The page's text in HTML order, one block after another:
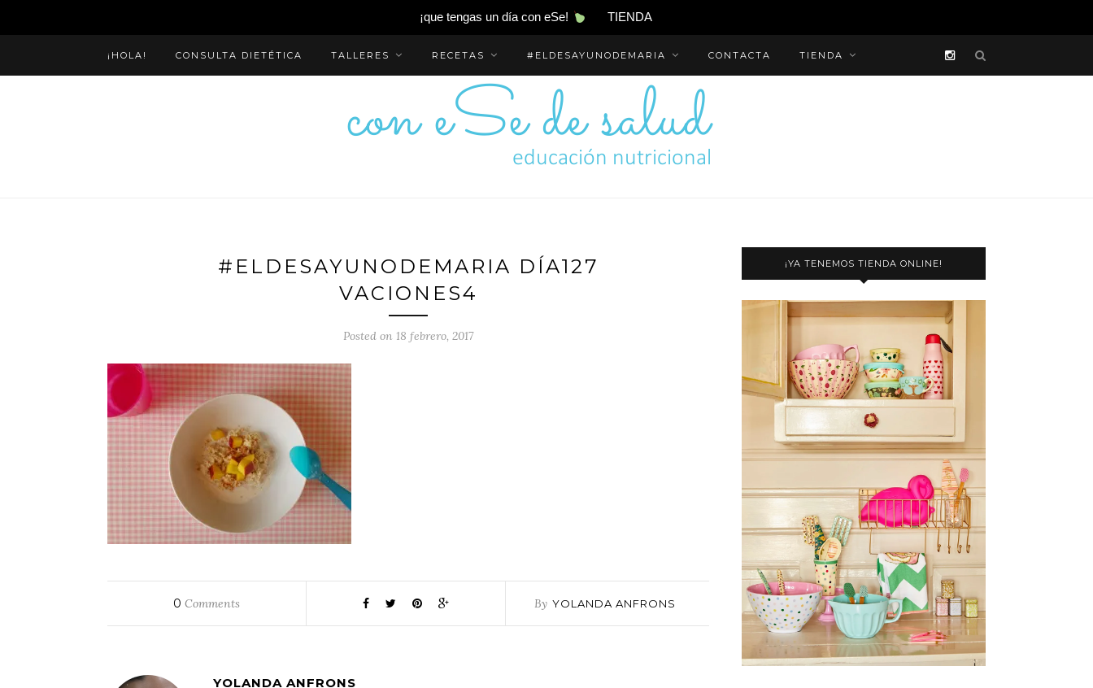
¡que tengas un día con eSe! TIENDA
¡HOLA! CONSULTA DIETÉTICA TALLERES RECETAS #ELDESAYUNODEMARIA CONTACTA TIENDA
#ELDESAYUNODEMARIA DÍA127
VACIONES4
Posted on 18 febrero, 2017
0 Comments By YOLANDA ANFRONS
YOLANDA ANFRONS
¡YA TENEMOS TIENDA ONLINE!